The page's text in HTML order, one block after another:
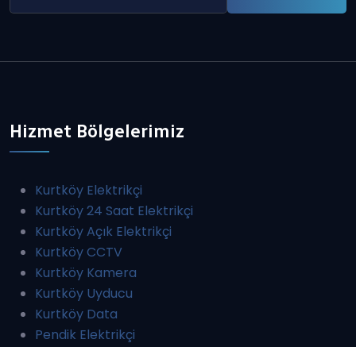
Hizmet Bölgelerimiz
Kurtköy Elektrikçi
Kurtköy 24 Saat Elektrikçi
Kurtköy Açık Elektrikçi
Kurtköy CCTV
Kurtköy Kamera
Kurtköy Uyducu
Kurtköy Data
Pendik Elektrikçi